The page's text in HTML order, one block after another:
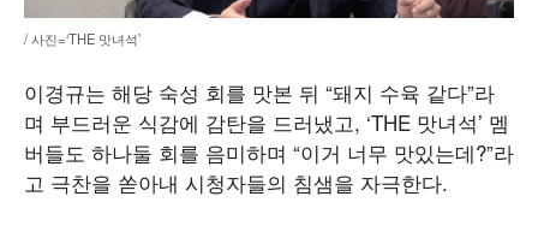
/ 사진=‘THE 맛녀석’
이경규는 해당 숙성 회를 맛본 뒤 “돼지 수육 같다”라
며 부드러운 식감에 감탄을 드러냈고, ‘THE 맛녀석’ 멤
버들도 하나둘 회를 음미하며 “이거 너무 맛있는데?”라
고 극찬을 쏟아내 시청자들의 침샘을 자극한다.